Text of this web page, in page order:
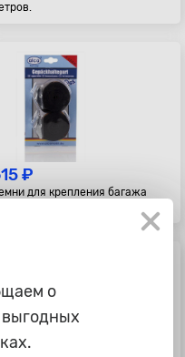
₽
для крепления багажа
о